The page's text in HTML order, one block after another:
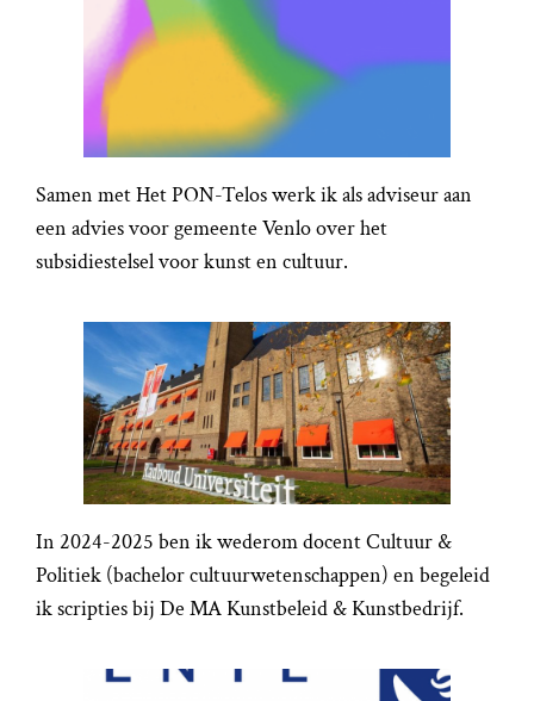
Samen met Het PON-Telos werk ik als adviseur aan
een advies voor gemeente Venlo over het
subsidiestelsel voor kunst en cultuur.
In 2024-2025 ben ik wederom docent Cultuur &
Politiek (bachelor cultuurwetenschappen) en begeleid
ik scripties bij De MA Kunstbeleid & Kunstbedrijf.